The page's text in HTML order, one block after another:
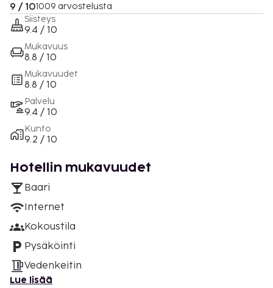
9 / 101009 arvostelusta
Siisteys
9.4 / 10
Mukavuus
8.8 / 10
Mukavuudet
8.8 / 10
Palvelu
9.4 / 10
Kunto
9.2 / 10
Hotellin mukavuudet
Baari
Internet
Kokoustila
Pysäköinti
Vedenkeitin
Lue lisää